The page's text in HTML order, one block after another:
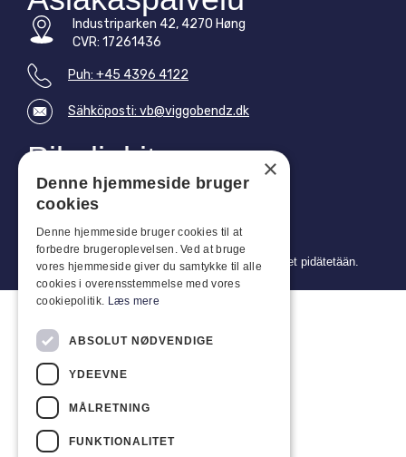
Industriparken 42, 4270 Høng
CVR: 17261436
Puh: +45 4396 4122
Sähköposti: vb@viggobendz.dk
Pikalinkit
Tietosuojakäytäntö
Myynti- ja toimitusehdot
Copyright 2024 © Viggo Bendz. Kaikki oikeudet pidätetään.
×
Denne hjemmeside bruger
cookies
Denne hjemmeside bruger cookies til at
forbedre brugeroplevelsen. Ved at bruge
vores hjemmeside giver du samtykke til alle
cookies i overensstemmelse med vores
cookiepolitik. Læs mere
ABSOLUT NØDVENDIGE
YDEEVNE
MÅLRETNING
FUNKTIONALITET